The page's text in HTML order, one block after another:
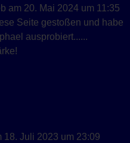
am 20. Mai 2024 um 11:35
Seite gestoßen und habe
ausprobiert......
18. Juli 2023 um 23:09